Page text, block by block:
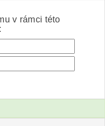
v rámci této